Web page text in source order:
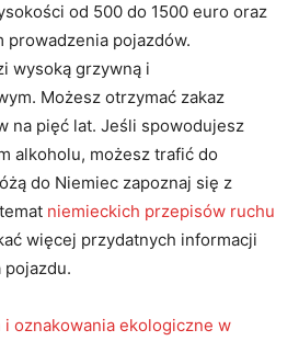
od 500 do 1500 euro oraz
prowadzenia pojazdów.
wysoką grzywną i
Możesz otrzymać zakaz
na pięć lat. Jeśli spowodujesz
alkoholu, możesz trafić do
do Niemiec zapoznaj się z
niemieckich przepisów ruchu
więcej przydatnych informacji
pojazdu.
oznakowania ekologiczne w